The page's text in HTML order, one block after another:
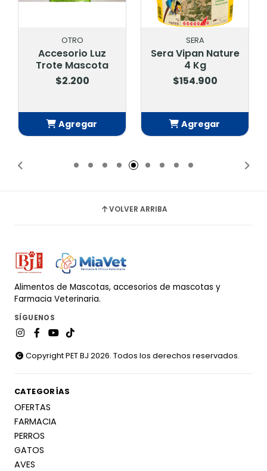
OTRO
Accesorio Luz
Trote Mascota
$2.200
Agregar
SERA
Sera Vipan Nature
4 Kg
$154.900
Agregar
VOLVER ARRIBA
Alimentos de Mascotas, accesorios de mascotas y
Farmacia Veterinaria.
SÍGUENOS
Copyright PET BJ 2026. Todos los derechos reservados.
CATEGORÍAS
OFERTAS
FARMACIA
PERROS
GATOS
AVES